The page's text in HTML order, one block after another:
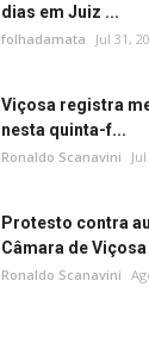
dias em Juiz ...
folhadamata Jul 31,
Viçosa registra
nesta quinta-f...
Ronaldo Scanavini
Protesto contra
Câmara de Viçosa
Ronaldo Scanavini